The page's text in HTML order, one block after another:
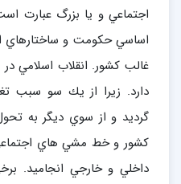
اجتماعي و يا بزرگ عبارت
اساسي حكومت و ساختارهاي
غالب كشور. انقلاب اسلامي
دارد. زيرا از يك سو سبب
گرديد و از سوي ديگر به
كشور و خط مشي هاي
داخلي و خارجي انجاميد.